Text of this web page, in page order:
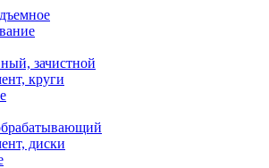
зачистной
круги
диски